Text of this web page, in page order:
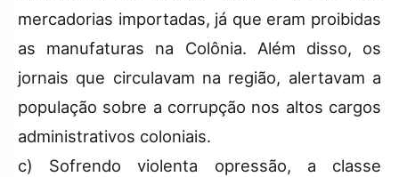
mercadorias importadas, já que eram proibidas
as manufaturas na Colônia. Além disso, os
jornais que circulavam na região, alertavam a
população sobre a corrupção nos altos cargos
administrativos coloniais.
c) Sofrendo violenta opressão, a classe